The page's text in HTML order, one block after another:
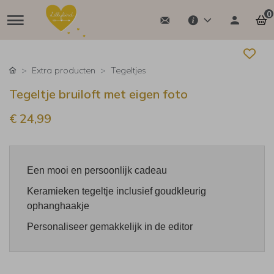
0
Extra producten Tegeltjes
Tegeltje bruiloft met eigen foto
€ 24,99
Een mooi en persoonlijk cadeau
Keramieken tegeltje inclusief goudkleurig
ophanghaakje
Personaliseer gemakkelijk in de editor